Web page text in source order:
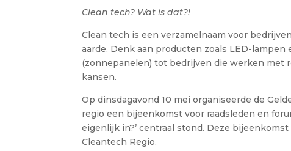
Clean tech? Wat is dat?!
Clean tech is een verzamelnaam voor
aarde. Denk aan producten zoals LED-
(zonnepanelen) tot bedrijven die werken met
kansen.
Op dinsdagavond 10 mei organiseerde de
regio een bijeenkomst voor raadsleden en
eigenlijk in?’ centraal stond. Deze
Cleantech Regio.